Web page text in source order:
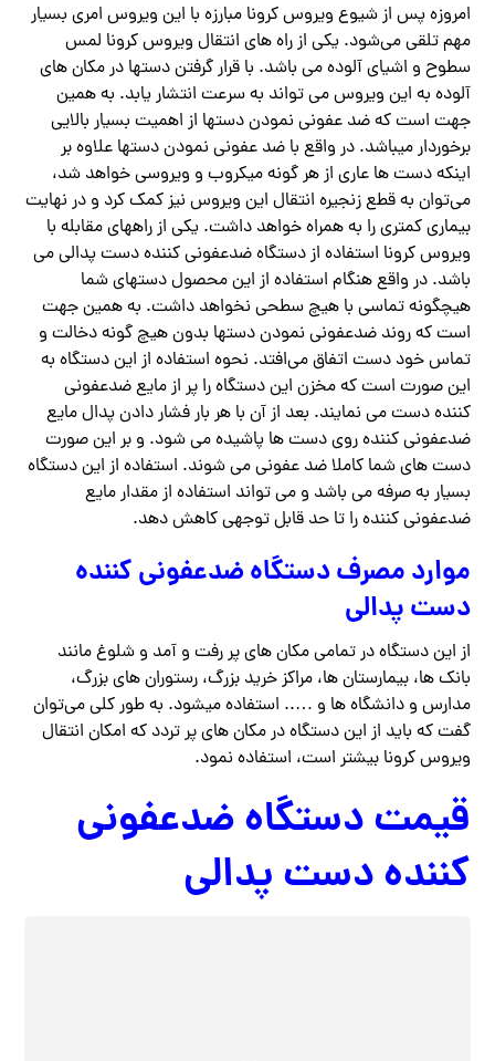
امروزه پس از شیوع ویروس کرونا مبارزه با این ویروس امری بسیار
مهم تلقی می‌شود. یکی از راه های انتقال ویروس کرونا لمس
سطوح و اشیای آلوده می باشد‌. با قرار گرفتن دستها در مکان های
آلوده به این ویروس می تواند به سرعت انتشار یابد‌. به همین
جهت است که ضد عفونی نمودن دستها از اهمیت بسیار بالایی
برخوردار میباشد. در واقع با ضد عفونی نمودن دستها علاوه بر
اینکه دست ها عاری از هر گونه میکروب و ویروسی خواهد شد،
می‌توان به قطع زنجیره انتقال این ویروس نیز کمک کرد و در نهایت
بیماری کمتری را به همراه خواهد داشت. یکی از راههای مقابله با
ویروس کرونا استفاده از دستگاه ضدعفونی کننده دست پدالی می
باشد. در واقع هنگام استفاده از این محصول دستهای شما
هیچگونه تماسی با هیچ سطحی نخواهد داشت. به همین جهت
است که روند ضدعفونی نمودن دستها بدون هیچ گونه دخالت و
تماس خود دست اتفاق می‌افتد. نحوه استفاده از این دستگاه به
این صورت است که مخزن این دستگاه را پر از مایع ضدعفونی
کننده دست می نمایند. بعد از آن با هر بار فشار دادن پدال مایع
ضدعفونی کننده روی دست ها پاشیده می شود. و بر این صورت
دست های شما کاملا ضد عفونی می شوند. استفاده از این دستگاه
بسیار به صرفه می باشد و می تواند استفاده از مقدار مایع
ضدعفونی کننده را تا حد قابل توجهی کاهش دهد.
موارد مصرف دستگاه ضدعفونی کننده
دست پدالی
از این دستگاه در تمامی مکان های پر رفت و آمد و شلوغ مانند
بانک ها، بیمارستان ها، مراکز خرید بزرگ، رستوران های بزرگ،
مدارس و دانشگاه ها و ….. استفاده میشود. به طور کلی می‌توان
گفت که باید از این دستگاه در مکان های پر تردد که امکان انتقال
ویروس کرونا بیشتر است، استفاده نمود.
قیمت دستگاه ضدعفونی
کننده دست پدالی